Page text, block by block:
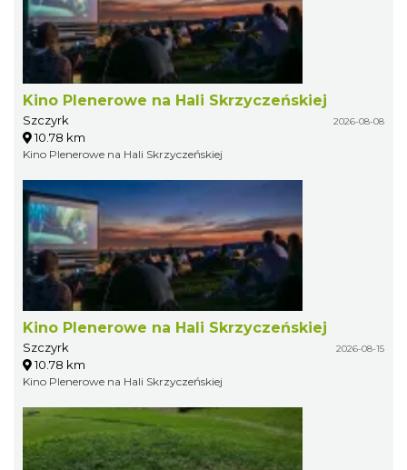
Kino Plenerowe na Hali Skrzyczeńskiej
Szczyrk 2026-08-08
10.78 km
Kino Plenerowe na Hali Skrzyczeńskiej
Kino Plenerowe na Hali Skrzyczeńskiej
Szczyrk 2026-08-15
10.78 km
Kino Plenerowe na Hali Skrzyczeńskiej